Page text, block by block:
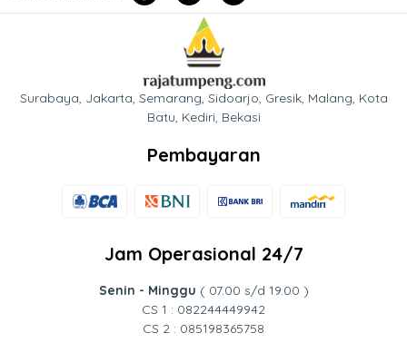
Surabaya, Jakarta, Semarang, Sidoarjo, Gresik, Malang, Kota
Batu, Kediri, Bekasi
Pembayaran
Jam Operasional 24/7
Senin - Minggu ( 07.00 s/d 19.00 )
CS 1 : 082244449942
CS 2 : 085198365758